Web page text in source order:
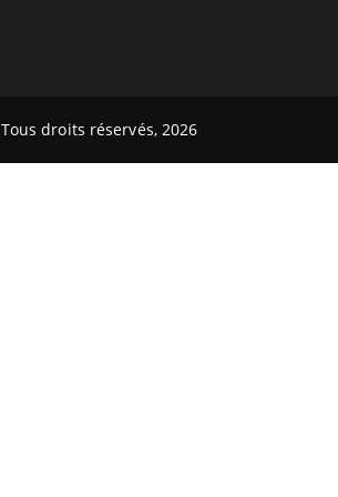
Tous droits réservés, 2026